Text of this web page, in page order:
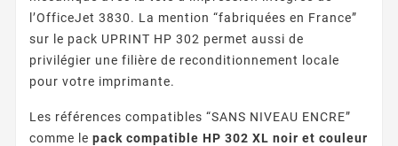
l’OfficeJet 3830. La mention “fabriquées en France”
sur le pack UPRINT HP 302 permet aussi de
privilégier une filière de reconditionnement locale
pour votre imprimante.
Les références compatibles “SANS NIVEAU ENCRE”
comme le pack compatible HP 302 XL noir et couleur